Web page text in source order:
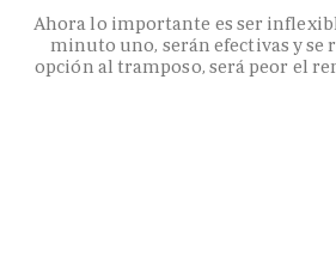
Ahora lo importante es ser
minuto uno, serán efectivas y se
opción al tramposo, será peor el